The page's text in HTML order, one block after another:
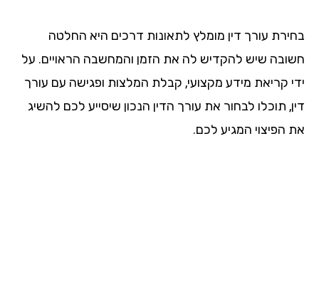
עורך דין מומלץ לתאונות דרכים היא החלטה
שיש להקדיש לה את הזמן והמחשבה הראויים. על
קריאת מידע מקצועי, קבלת המלצות ופגישה עם עורך
תוכלו לבחור את עורך הדין הנכון שיסייע לכם להשיג
הפיצוי המגיע לכם.